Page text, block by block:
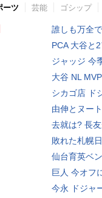
ーツ 芸能 ゴシップ
誰しも万全
PCA 大谷と
ジャッジ 今
大谷 NL
シカゴ店 ド
由伸とヌー
去就は? 長友
敗れた札幌
仙台育英ベ
巨人 今オフ
今永 ドジャ